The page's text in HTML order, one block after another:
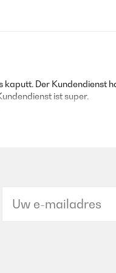
kaputt. Der Kundendienst
ist super.
sie gut öffnen und hält